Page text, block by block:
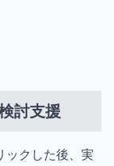
討支援
ックした後、実